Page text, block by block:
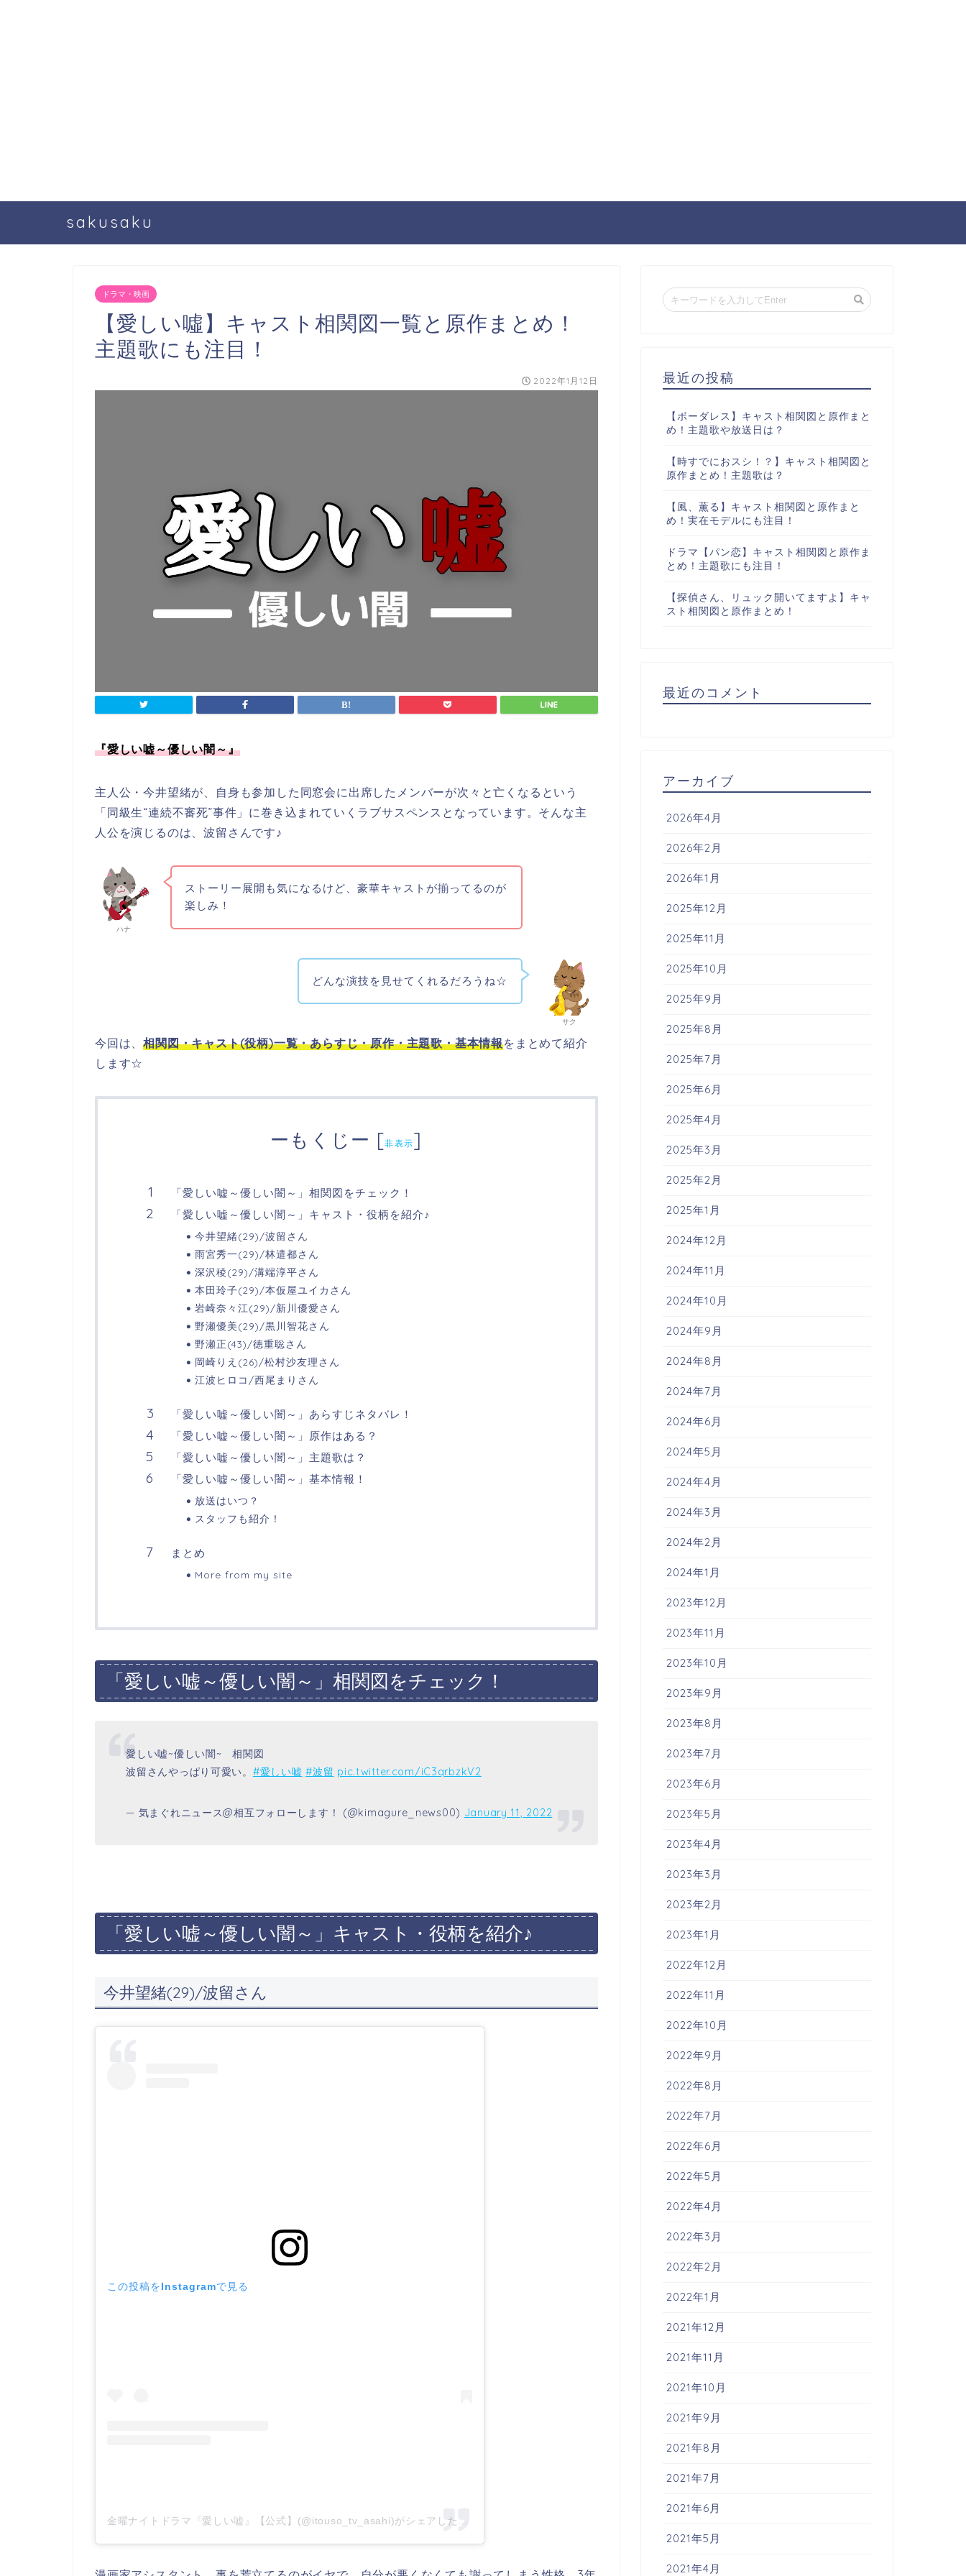
sakusaku
ドラマ・映画
【愛しい噓】キャスト相関図一覧と原作まとめ！
主題歌にも注目！
2022年1月12日
『愛しい嘘～優しい闇～』
主人公・今井望緒が、自身も参加した同窓会に出席したメンバーが次々と亡くなるという
「同級生“連続不審死”事件」に巻き込まれていくラブサスペンスとなっています。そんな主
人公を演じるのは、波留さんです♪
ハナ
ストーリー展開も気になるけど、豪華キャストが揃ってるのが
楽しみ！
サク
どんな演技を見せてくれるだろうね☆
今回は、相関図・キャスト(役柄)一覧・あらすじ・原作・主題歌・基本情報をまとめて紹介
します☆
ーもくじー [非表示]
「愛しい嘘～優しい闇～」相関図をチェック！
「愛しい嘘～優しい闇～」キャスト・役柄を紹介♪
今井望緒(29)/波留さん
雨宮秀一(29)/林遣都さん
深沢稜(29)/溝端淳平さん
本田玲子(29)/本仮屋ユイカさん
岩崎奈々江(29)/新川優愛さん
野瀬優美(29)/黒川智花さん
野瀬正(43)/徳重聡さん
岡崎りえ(26)/松村沙友理さん
江波ヒロコ/西尾まりさん
「愛しい嘘～優しい闇～」あらすじネタバレ！
「愛しい嘘～優しい闇～」原作はある？
「愛しい嘘～優しい闇～」主題歌は？
「愛しい嘘～優しい闇～」基本情報！
放送はいつ？
スタッフも紹介！
まとめ
More from my site
「愛しい嘘～優しい闇～」相関図をチェック！
愛しい嘘~優しい闇~ 相関図
波留さんやっぱり可愛い。 #愛しい嘘 #波留 pic.twitter.com/iC3qrbzkV2
— 気まぐれニュース@相互フォローします！ (@kimagure_news00) January 11, 2022
「愛しい嘘～優しい闇～」キャスト・役柄を紹介♪
今井望緒(29)/波留さん
この投稿をInstagramで見る
最近の投稿
【ボーダレス】キャスト相関図と原作まと
め！主題歌や放送日は？
【時すでにおスシ！？】キャスト相関図と
原作まとめ！主題歌は？
【風、薫る】キャスト相関図と原作まと
め！実在モデルにも注目！
ドラマ【パン恋】キャスト相関図と原作ま
とめ！主題歌にも注目！
【探偵さん、リュック開いてますよ】キャ
スト相関図と原作まとめ！
最近のコメント
アーカイブ
2026年4月
2026年2月
2026年1月
2025年12月
2025年11月
2025年10月
2025年9月
2025年8月
2025年7月
2025年6月
2025年4月
2025年3月
2025年2月
2025年1月
2024年12月
2024年11月
2024年10月
2024年9月
2024年8月
2024年7月
2024年6月
2024年5月
2024年4月
2024年3月
2024年2月
2024年1月
2023年12月
2023年11月
2023年10月
2023年9月
2023年8月
2023年7月
2023年6月
2023年5月
2023年4月
2023年3月
2023年2月
2023年1月
2022年12月
2022年11月
2022年10月
2022年9月
2022年8月
2022年7月
2022年6月
2022年5月
2022年4月
2022年3月
2022年2月
2022年1月
2021年12月
2021年11月
2021年10月
2021年9月
2021年8月
2021年7月
2021年6月
2021年5月
2021年4月